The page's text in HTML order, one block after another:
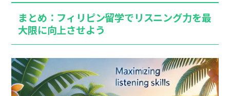
まとめ：フィリピン留学でリスニング力を最
大限に向上させよう